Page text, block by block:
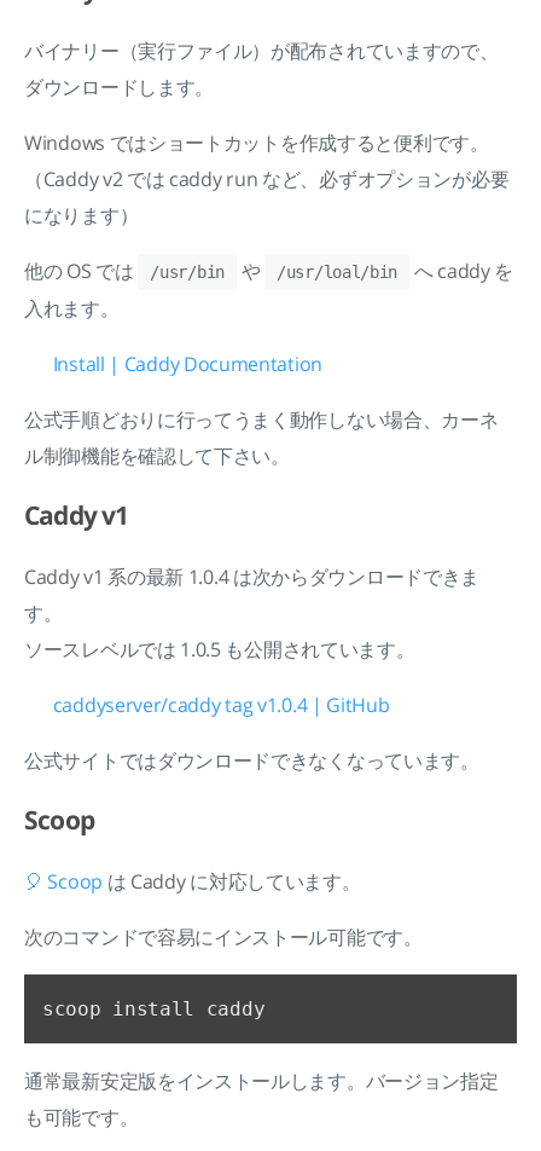
バイナリー（実行ファイル）が配布されていますので、
ダウンロードします。
Windows ではショートカットを作成すると便利です。
（Caddy v2 では caddy run など、必ずオプションが必要
になります）
他の OS では /usr/bin や /usr/loal/bin
へ caddy を
入れます。
Install | Caddy Documentation
公式手順どおりに行ってうまく動作しない場合、カーネ
ル制御機能を確認して下さい。
Caddy v1
Caddy v1 系の最新 1.0.4 は次からダウンロードできま
す。
ソースレベルでは 1.0.5 も公開されています。
caddyserver/caddy tag v1.0.4 | GitHub
公式サイトではダウンロードできなくなっています。
Scoop
🎈 Scoop は Caddy に対応しています。
次のコマンドで容易にインストール可能です。
通常最新安定版をインストールします。バージョン指定
も可能です。